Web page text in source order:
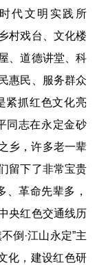
代文明实践所
村戏台、文化楼
、道德讲堂、科
惠民、服务群众
紧抓红色文化亮
同志在永定金砂
乡，许多老一辈
留下了非常宝贵
、革命先辈多，
央红色交通线历
倒 ·江山永定”主
化，建设红色研